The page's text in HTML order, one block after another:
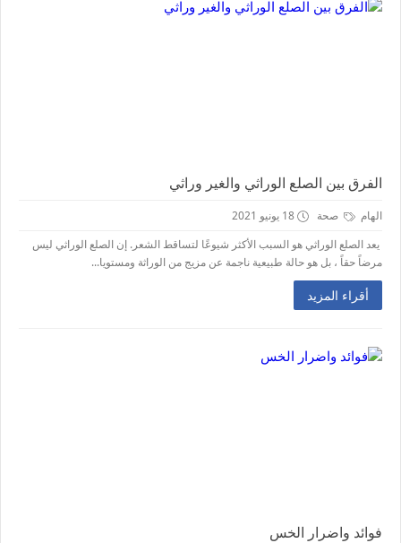
الفرق بين الصلع الوراثي والغير وراثي
الهام صحة
18 يونيو 2021
يعد الصلع الوراثي هو السبب الأكثر شيوعًا لتساقط الشعر. إن الصلع الوراثي ليس
مرضاً حقاً ، بل هو حالة طبيعية ناجمة عن مزيج من الوراثة ومستويا...
أقراء المزيد
فوائد واضرار الخس